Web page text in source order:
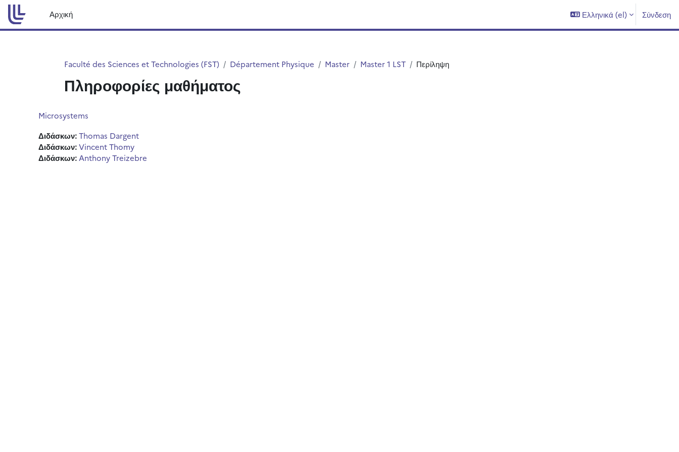
Μετάβαση στο κεντρικό περιεχόμενο
Αρχική
Ελληνικά ‎(el)‎ Σύνδεση
Faculté des Sciences et Technologies (FST) Département Physique Master Master 1 LST Περίληψη
Πληροφορίες μαθήματος
Microsystems
Διδάσκων:Thomas Dargent
Διδάσκων:Vincent Thomy
Διδάσκων: Anthony Treizebre